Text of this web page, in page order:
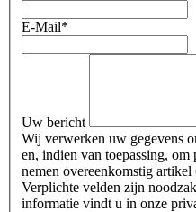
E-Mail*
Uw bericht
Wij verwerken uw gegevens
en, indien van toepassing, om
nemen overeenkomstig
Verplichte velden zijn
informatie vindt u in onze